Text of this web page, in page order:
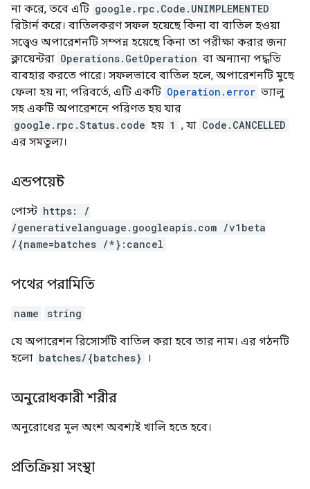
না করে, তবে এটি google.rpc.Code.UNIMPLEMENTED
রিটার্ন করে। বাতিলকরণ সফল হয়েছে কিনা বা বাতিল হওয়া
সত্ত্বেও অপারেশনটি সম্পন্ন হয়েছে কিনা তা পরীক্ষা করার জন্য
ক্লায়েন্টরা Operations.GetOperation বা অন্যান্য পদ্ধতি
ব্যবহার করতে পারে। সফলভাবে বাতিল হলে, অপারেশনটি মুছে
ফেলা হয় না; পরিবর্তে, এটি একটি Operation.error ভ্যালু
সহ একটি অপারেশনে পরিণত হয় যার
google.rpc.Status.code হয় 1 , যা Code.CANCELLED
এর সমতুল্য।
এন্ডপয়েন্ট
পোস্ট https: /
/generativelanguage.googleapis.com /v1beta
/{name=batches /*}:cancel
পথের পরামিতি
name string
যে অপারেশন রিসোর্সটি বাতিল করা হবে তার নাম। এর গঠনটি
হলো batches/{batches} ।
অনুরোধকারী শরীর
অনুরোধের মূল অংশ অবশ্যই খালি হতে হবে।
প্রতিক্রিয়া সংস্থা